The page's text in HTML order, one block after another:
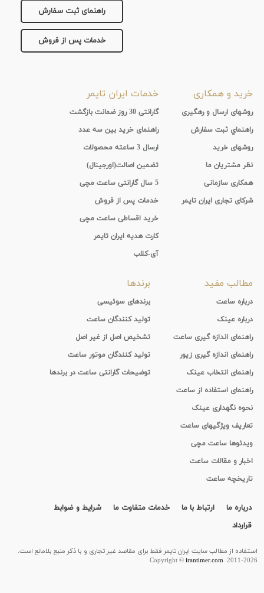
راهنمای ثبت سفارش
خدمات پس از فروش
خرید و همکاری
روشهای ارسال و رهگیری
راهنماي ثبت سفارش
روشهای خرید
نظر مشتریان ما
همکاری سازمانی
شرکای تجاری ایران تایمر
خدمات ایران تایمر
گارانتی 30 روز ضمانت بازگشت
راهنمای خرید بین سه عدد
ارسال 3 ساعته محصولات
تضمین اصالت(اورجینال)
5 سال گارانتی ساعت مچی
خدمات پس از فروش
خرید اقساطی ساعت مچی
کارت هدیه ایران تایمر
آی-کلاب
مطالب مفید
درباره ساعت
درباره عینک
راهنمای اندازه گیری ساعت
راهنمای اندازه گیری زیور
راهنمای انتخاب عینک
راهنمای استفاده از ساعت
نحوه نگهداری عینک
تعاریف ویژگیهای ساعت
ویدئوها ساعت مچی
اخبار و مقالات ساعت
تاریخچه ساعت
برندها
برندهای سوئیسی
تولید کنندگان ساعت
تشخیص اصل از غیر اصل
تولید کنندگان موتور ساعت
توضیحات گارانتی ساعت در برندها
درباره ما ارتباط با ما خدمات متفاوت ما
شرایط و ضوابط
قرارداد
استفاده از مطالب سايت ایران تایمر فقط برای مقاصد غیر تجاری و با ذکر منبع بلامانع است.
Copyright ©irantimer.com2011-2026